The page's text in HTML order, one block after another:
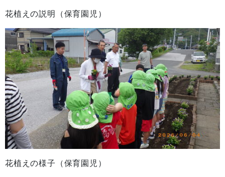
花植えの説明（保育園児）
花植えの様子（保育園児）